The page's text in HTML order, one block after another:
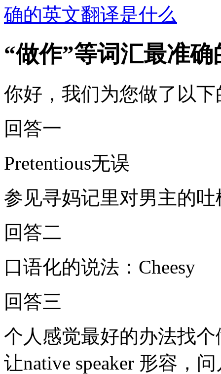
确的英文翻译是什么
“做作”等词汇最准
你好，我们为您做了以
回答一
Pretentious无误
参见寻妈记里对男主的吐
回答二
口语化的说法：Cheesy
回答三
个人感觉最好的办法找
让native speaker 形容，